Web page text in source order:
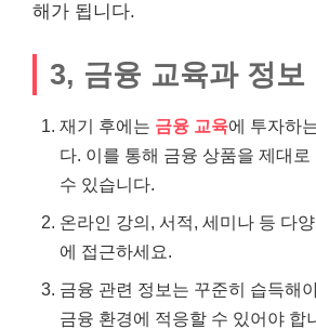
해가 됩니다.
3, 금융 교육과 정보
재기 후에는 금융 교육에 투자하
다. 이를 통해 금융 상품을 제대
수 있습니다.
온라인 강의, 서적, 세미나 등 다
에 접근하세요.
금융 관련 정보는 꾸준히 습득해
금융 환경에 적응할 수 있어야 합